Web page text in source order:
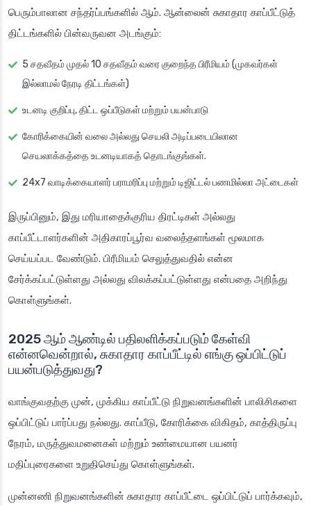
பெரும்பாலான சந்தர்ப்பங்களில் ஆம். ஆன்லைன் சுகாதார காப்பீட்டுத்
திட்டங்களில் பின்வருவன அடங்கும்:
5 சதவீதம் முதல் 10 சதவீதம் வரை குறைந்த பிரீமியம் (முகவர்கள்
இல்லாமல் நேரடி திட்டங்கள்)
உடனடி குறிப்பு, திட்ட ஒப்பீடுகள் மற்றும் பயன்பாடு
கோரிக்கையின் வலை அல்லது செயலி அடிப்படையிலான
செயலாக்கத்தை உடனடியாகத் தொடங்குங்கள்.
24x7 வாடிக்கையாளர் பராமரிப்பு மற்றும் டிஜிட்டல் பணமில்லா அட்டைகள்
இருப்பினும், இது மரியாதைக்குரிய திரட்டிகள் அல்லது
காப்பீட்டாளர்களின் அதிகாரப்பூர்வ வலைத்தளங்கள் மூலமாக
செய்யப்பட வேண்டும். பிரீமியம் செலுத்துவதில் என்ன
சேர்க்கப்பட்டுள்ளது அல்லது விலக்கப்பட்டுள்ளது என்பதை அறிந்து
கொள்ளுங்கள்.
2025 ஆம் ஆண்டில் பதிலளிக்கப்படும் கேள்வி
என்னவென்றால், சுகாதார காப்பீட்டில் எங்கு ஒப்பிட்டுப்
பயன்படுத்துவது?
வாங்குவதற்கு முன், முக்கிய காப்பீட்டு நிறுவனங்களின் பாலிசிகளை
ஒப்பிட்டுப் பார்ப்பது நல்லது. காப்பீடு, கோரிக்கை விகிதம், காத்திருப்பு
நேரம், மருத்துவமனைகள் மற்றும் உண்மையான பயனர்
மதிப்புரைகளை உறுதிசெய்து கொள்ளுங்கள்.
முன்னணி நிறுவனங்களின் சுகாதார காப்பீட்டை ஒப்பிட்டுப் பார்க்கவும்,